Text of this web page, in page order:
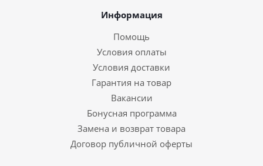
Информация
Помощь
Условия оплаты
Условия доставки
Гарантия на товар
Вакансии
Бонусная программа
Замена и возврат товара
Договор публичной оферты